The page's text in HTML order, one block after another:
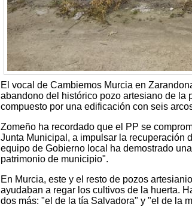
El vocal de Cambiemos Murcia en
abandono del histórico pozo artesiano de la
compuesto por una edificación con seis
Zomeño ha recordado que el PP se
Junta Municipal, a impulsar la recuperación
equipo de Gobierno local ha demostrado
patrimonio de municipio".
En Murcia, este y el resto de pozos
ayudaban a regar los cultivos de la huerta.
dos más: "el de la tía Salvadora" y "el de la